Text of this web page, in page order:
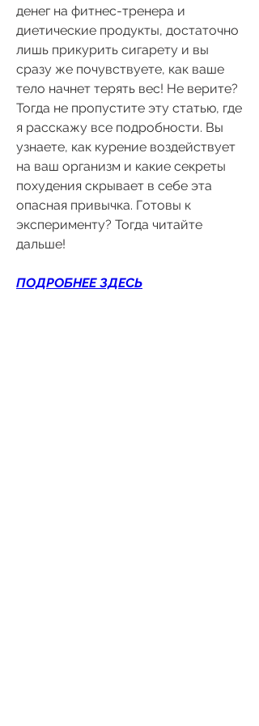
денег на фитнес-тренера и
диетические продукты, достаточно
лишь прикурить сигарету и вы
сразу же почувствуете, как ваше
тело начнет терять вес! Не верите?
Тогда не пропустите эту статью, где
я расскажу все подробности. Вы
узнаете, как курение воздействует
на ваш организм и какие секреты
похудения скрывает в себе эта
опасная привычка. Готовы к
эксперименту? Тогда читайте
дальше!
ПОДРОБНЕЕ ЗДЕСЬ